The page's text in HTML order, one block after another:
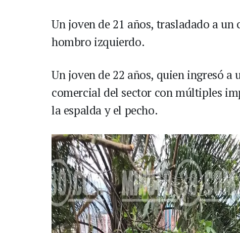
Un joven de 21 años, trasladado a
hombro izquierdo.
Un joven de 22 años, quien ingresó
comercial del sector con múltiples
la espalda y el pecho.